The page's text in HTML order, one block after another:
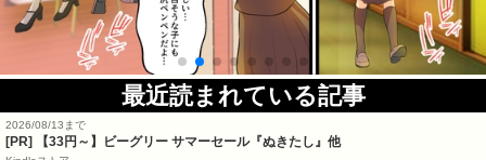
最近読まれている記事
2026/08/13まで
[PR] 【33円～】ビーグリー サマーセール『ぬきたし』他